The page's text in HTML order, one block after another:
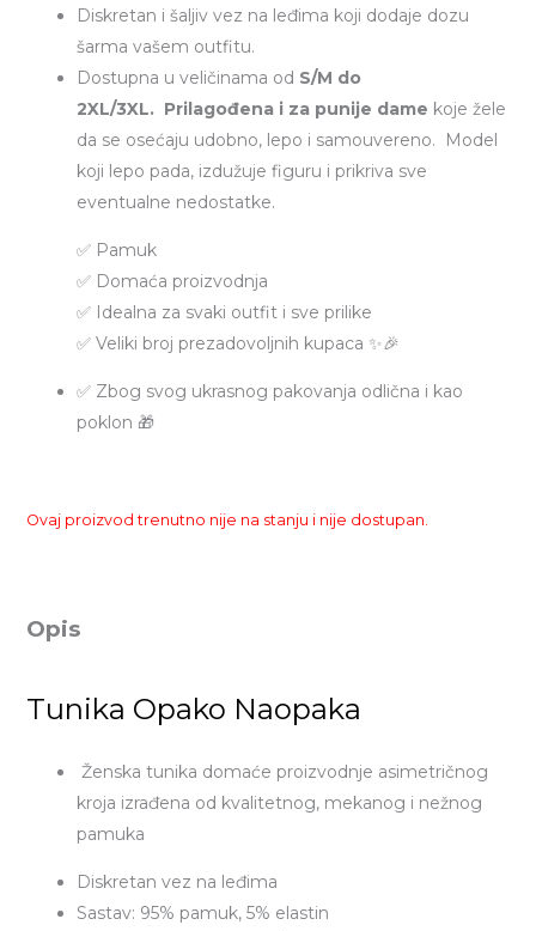
Diskretan i šaljiv vez na leđima koji dodaje dozu
šarma vašem outfitu.
Dostupna u veličinama od S/M do
2XL/3XL. Prilagođena i za punije dame koje žele
da se osećaju udobno, lepo i samouvereno.
Model
koji lepo pada, izdužuje figuru i prikriva sve
eventualne nedostatke.
✅ Pamuk
✅ Domaća proizvodnja
✅ Idealna za svaki outfit i sve prilike
✅ Veliki broj prezadovoljnih kupaca ✨🎉
✅ Zbog svog ukrasnog pakovanja odlična i kao
poklon 🎁
Ovaj proizvod trenutno nije na stanju i nije dostupan.
Opis
Tunika Opako Naopaka
Ženska tunika domaće proizvodnje asimetričnog
kroja izrađena od kvalitetnog, mekanog i nežnog
pamuka
Diskretan vez na leđima
Sastav: 95% pamuk, 5% elastin